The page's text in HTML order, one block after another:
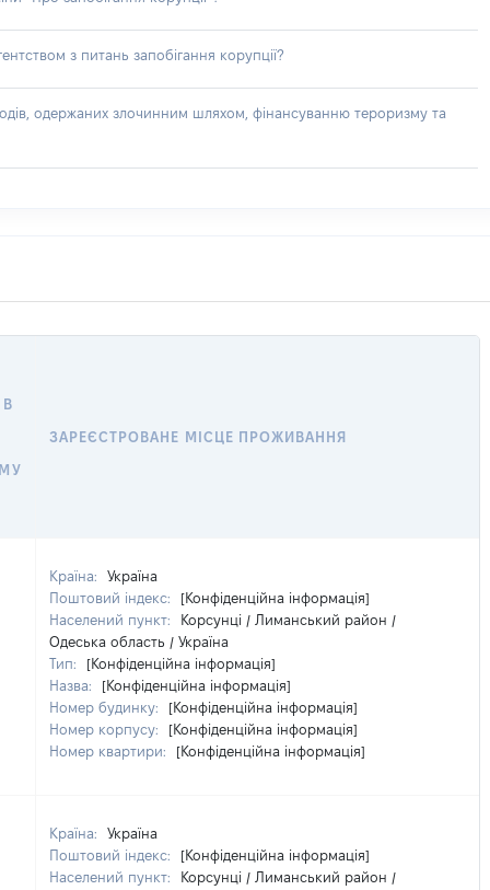
з питань запобігання корупції?
одержаних злочинним шляхом, фінансуванню тероризму та
ЗАРЕЄСТРОВАНЕ МІСЦЕ ПРОЖИВАННЯ
Країна:
Україна
Поштовий індекс:
[Конфіденційна інформація]
Населений пункт:
Корсунці / Лиманський район /
Одеська область / Україна
Тип:
[Конфіденційна інформація]
Назва:
[Конфіденційна інформація]
Номер будинку:
[Конфіденційна інформація]
Номер корпусу:
[Конфіденційна інформація]
Номер квартири:
[Конфіденційна інформація]
Країна:
Україна
Поштовий індекс:
[Конфіденційна інформація]
Населений пункт:
Корсунці / Лиманський район /